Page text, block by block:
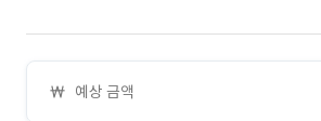
예상 금액